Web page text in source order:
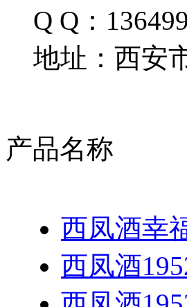
Q Q：
地址：西安
产品名称
西凤酒幸
西凤酒